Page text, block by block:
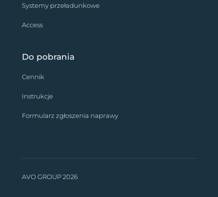
Systemy przeładunkowe
Access
Do pobrania
Cennik
Instrukcje
Formularz zgłoszenia naprawy
AVO GROUP 2026